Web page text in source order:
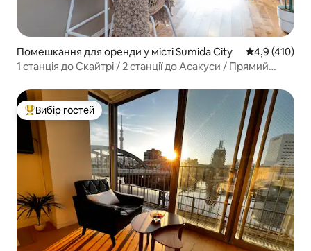
Помешкання для оренди у місті Sumida City Середня
4,9 (410)
1 станція до Скайтрі / 2 станції до Асакуси / Прямий
кімната 104 | 1 поверх | Сін...
Топ вибір гостей
Вибір гостей